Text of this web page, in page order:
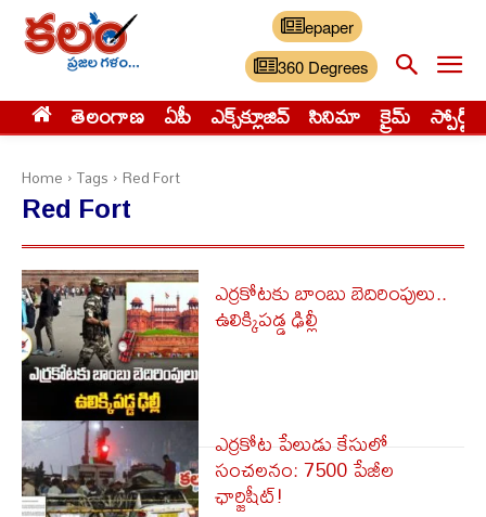
epaper
360 Degrees
తెలంగాణ ఏపీ ఎక్స్‌క్లూజివ్‌ సినిమా క్రైమ్ స్పోర్ట్స్
Home Tags Red Fort
Red Fort
ఎర్రకోటకు బాంబు బెదిరింపులు..
ఉలిక్కిపడ్డ ఢిల్లీ
ఎర్రకోట పేలుడు కేసులో
సంచలనం: 7500 పేజీల
ఛార్జిషీట్!